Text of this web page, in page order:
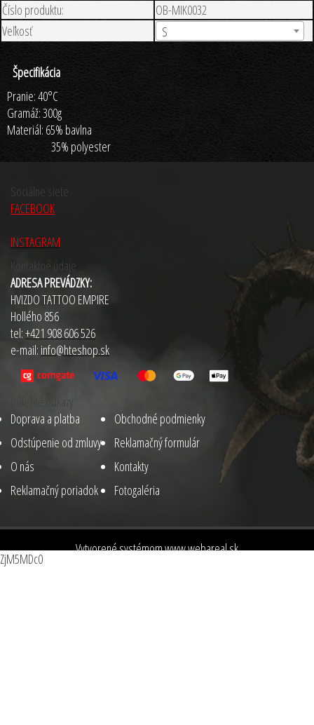
Číslo produktu:
OB-MIK0032
Veľkosť
S
Špecifikácia
Pranie: 40°C
Gramáž: 300g
Materiál: 65% bavlna
35% polyester
Sociálne siete
FACEBOOK
INSTAGRAM
Kontaktné údaje
ADRESA PREVÁDZKY:
HVIZDO TATTOO EMPIRE
Hollého 856
tel:+421 908 606 526
e-mail: info@hteshop.sk
Doprava a platba
Odstúpenie od zmluvy
O nás
Reklamačný poriadok
Obchodné podmienky
Reklamačný formulár
Kontakty
Fotogaléria
Vytvorené systémomwww.webareal.sk
ZjM5MDc0